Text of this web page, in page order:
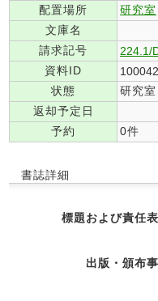
配置場所
研究室
文庫名
請求記号
224.1/
資料ID
状態
研究室
返却予定日
予約
0件
書誌詳細
標題および責任
出版・頒布